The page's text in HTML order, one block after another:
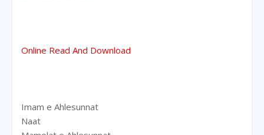
Online Read And Download
Imam e Ahlesunnat
Naat